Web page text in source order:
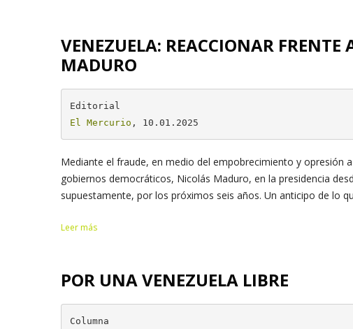
VENEZUELA: REACCIONAR FRENTE
MADURO
El Mercurio , 10.01.2025
Mediante el fraude, en medio del empobrecimiento y opresión
gobiernos democráticos, Nicolás Maduro, en la presidencia
supuestamente, por los próximos seis años. Un anticipo de lo
Leer más
POR UNA VENEZUELA LIBRE